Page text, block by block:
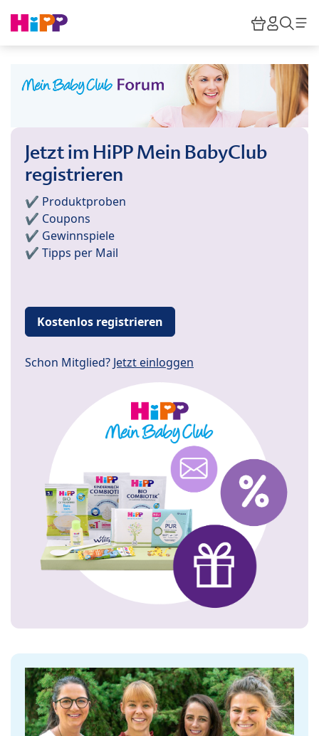
HiPP
Jetzt im HiPP Mein BabyClub
registrieren
✔️ Produktproben
✔️ Coupons
✔️ Gewinnspiele
✔️ Tipps per Mail
Kostenlos registrieren
Schon Mitglied? Jetzt einloggen